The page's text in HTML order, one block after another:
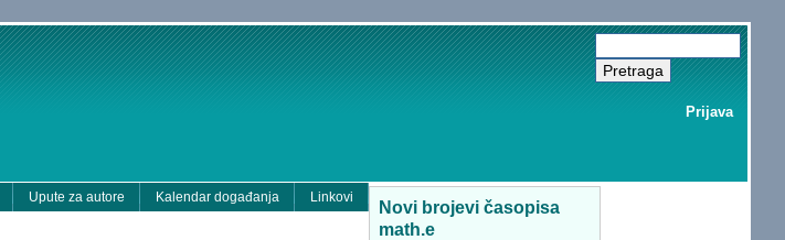
Prijava
Upute za autore Kalendar događanja Linkovi
Novi brojevi časopisa
math.e